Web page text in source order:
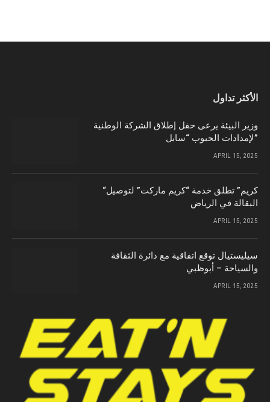
الأكثر تداول
وزير البيئة يرعى حفل إطلاق الشركة الوطنية
لإمدادات الحبوب “سابل”
APRIL 15, 2025
“كريم” تطلق خدمة “كريم ماركت” لتوصيل
البقالة في الرياض
APRIL 15, 2025
سيليستيال توقع اتفاقية مع دائرة الثقافة
والسياحة – أبوظبي
APRIL 15, 2025